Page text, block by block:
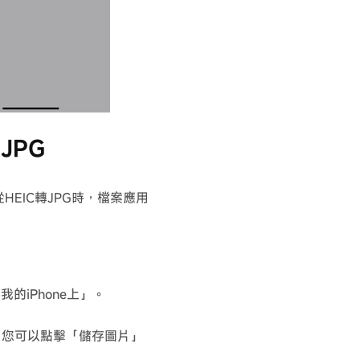
轉JPG時，檔案應用
的iPhone上」。
可以點擊「儲存圖片」